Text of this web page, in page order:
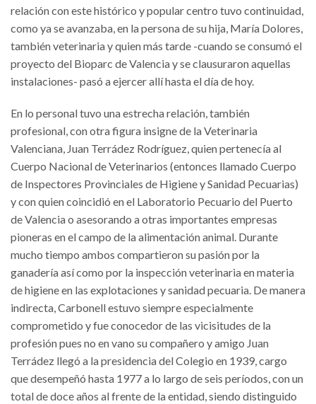
relación con este histórico y popular centro tuvo continuidad,
como ya se avanzaba, en la persona de su hija, María Dolores,
también veterinaria y quien más tarde -cuando se consumó el
proyecto del Bioparc de Valencia y se clausuraron aquellas
instalaciones- pasó a ejercer allí hasta el día de hoy.
En lo personal tuvo una estrecha relación, también
profesional, con otra figura insigne de la Veterinaria
Valenciana, Juan Terrádez Rodríguez, quien pertenecía al
Cuerpo Nacional de Veterinarios (entonces llamado Cuerpo
de Inspectores Provinciales de Higiene y Sanidad Pecuarias)
y con quien coincidió en el Laboratorio Pecuario del Puerto
de Valencia o asesorando a otras importantes empresas
pioneras en el campo de la alimentación animal. Durante
mucho tiempo ambos compartieron su pasión por la
ganadería así como por la inspección veterinaria en materia
de higiene en las explotaciones y sanidad pecuaria. De manera
indirecta, Carbonell estuvo siempre especialmente
comprometido y fue conocedor de las vicisitudes de la
profesión pues no en vano su compañero y amigo Juan
Terrádez llegó a la presidencia del Colegio en 1939, cargo
que desempeñó hasta 1977 a lo largo de seis períodos, con un
total de doce años al frente de la entidad, siendo distinguido